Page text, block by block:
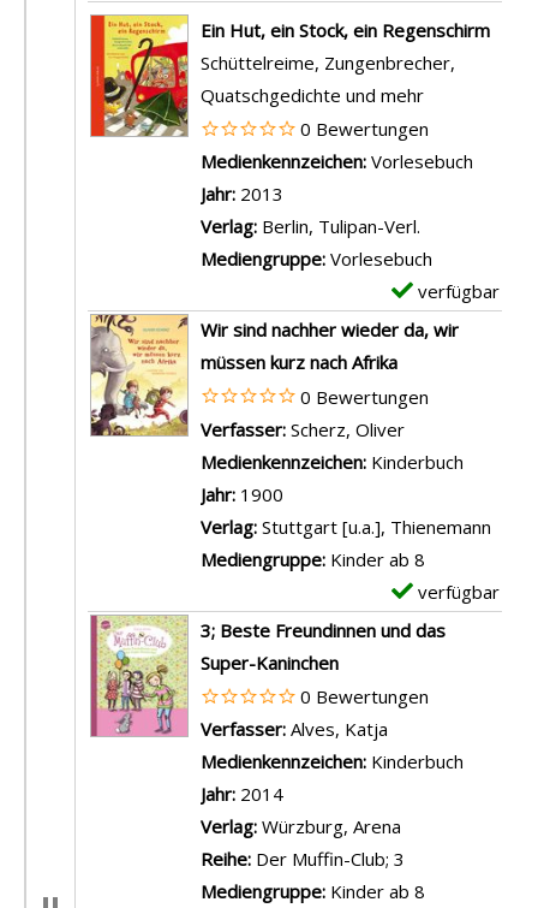
SuchergebnisEin Hut, ein Stock, ein Regenschirm
Schüttelreime, Zungenbrecher,
Quatschgedichte und mehr
0 Bewertungen
Suche nach diesem Verfasser
Medienkennzeichen: Vorlesebuch
Jahr: 2013
Verlag: Berlin, Tulipan-Verl.
Mediengruppe: Vorlesebuch
verfügbar
Wir sind nachher wieder da, wir
müssen kurz nach Afrika
0 Bewertungen
Verfasser: Scherz, Oliver
Medienkennzeichen: Kinderbuch
Jahr: 1900
Verlag: Stuttgart [u.a.], Thienemann
Mediengruppe: Kinder ab 8
verfügbar
3; Beste Freundinnen und das
Super-Kaninchen
0 Bewertungen
Verfasser: Alves, Katja
Medienkennzeichen: Kinderbuch
Jahr: 2014
Verlag: Würzburg, Arena
Reihe: Der Muffin-Club; 3
Mediengruppe: Kinder ab 8